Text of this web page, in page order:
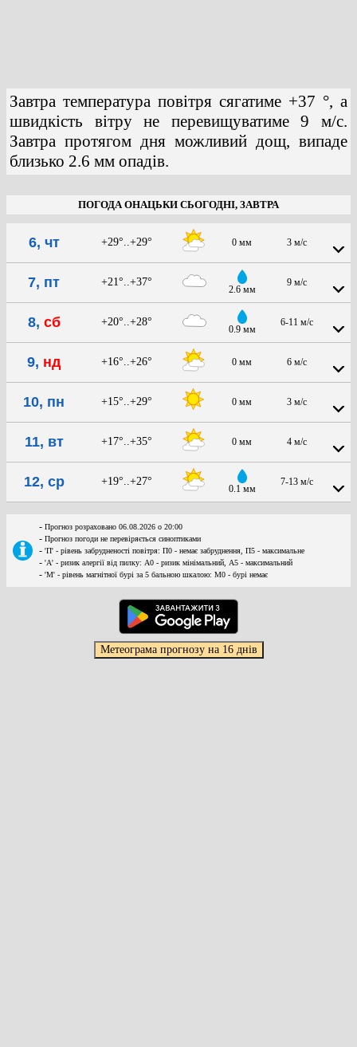
Завтра температура повітря сягатиме +37 °, а
швидкість вітру не перевищуватиме 9 м/с.
Завтра протягом дня можливий дощ, випаде
близько 2.6 мм опадів.
ПОГОДА ОНАЦЬКИ СЬОГОДНІ, ЗАВТРА
6, чт +29°..+29° 0 мм 3 м/с
7, пт +21°..+37°
2.6 мм
9 м/с
8, сб +20°..+28°
0.9 мм
6-11 м/с
9, нд +16°..+26° 0 мм 6 м/с
10, пн +15°..+29° 0 мм 3 м/с
11, вт +17°..+35° 0 мм 4 м/с
12, ср +19°..+27°
0.1 мм
7-13 м/с
- Прогноз розраховано 06.08.2026 о 20:00
- Прогноз погоди не перевіряється синоптиками
- 'П' - рівень забрудненості повітря: П0 - немає забруднення, П5 - максимальне
- 'А' - ризик алергії від пилку: А0 - ризик мінімальний, А5 - максимальний
- 'М' - рівень магнітної бурі за 5 бальною шкалою: M0 - бурі немає